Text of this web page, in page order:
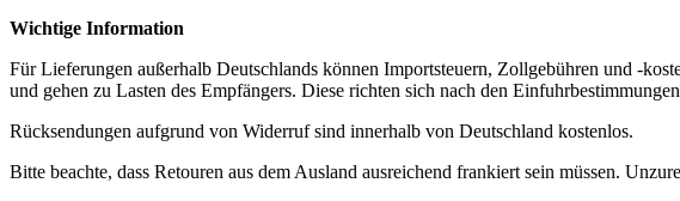
Wichtige Information
Für Lieferungen außerhalb Deutschlands können Importsteuern, Zollgebühren und -
und gehen zu Lasten des Empfängers. Diese richten sich nach den
Rücksendungen aufgrund von Widerruf sind innerhalb von Deutschland kostenlos.
Bitte beachte, dass Retouren aus dem Ausland ausreichend frankiert sein müssen.